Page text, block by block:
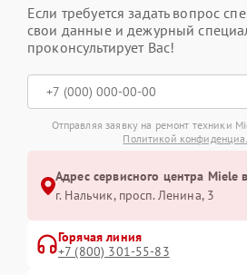
Если требуется задать вопрос
свои данные и дежурный
проконсультирует Вас!
Отправляя заявку на ремонт техники
Политикой
Адрес сервисного центра Miele
г. Нальчик, просп. Ленина, 3
Горячая линия
+7 (800) 301-55-83